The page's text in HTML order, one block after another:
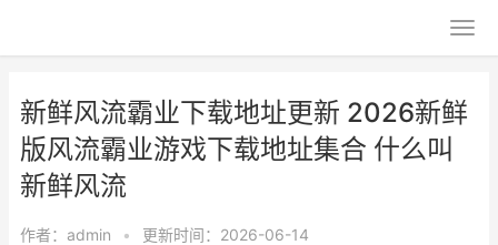
新鲜风流霸业下载地址更新 2026新鲜
版风流霸业游戏下载地址集合 什么叫
新鲜风流
作者： admin • 更新时间：2026-06-14